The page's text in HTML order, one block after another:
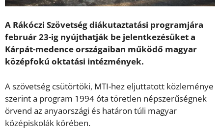
A Rákóczi Szövetség diákutaztatási programjára
február 23-ig nyújthatják be jelentkezésüket a
Kárpát-medence országaiban működő magyar
középfokú oktatási intézmények.
A szövetség csütörtöki, MTI-hez eljuttatott közleménye
szerint a program 1994 óta töretlen népszerűségnek
örvend az anyaországi és határon túli magyar
középiskolák körében.